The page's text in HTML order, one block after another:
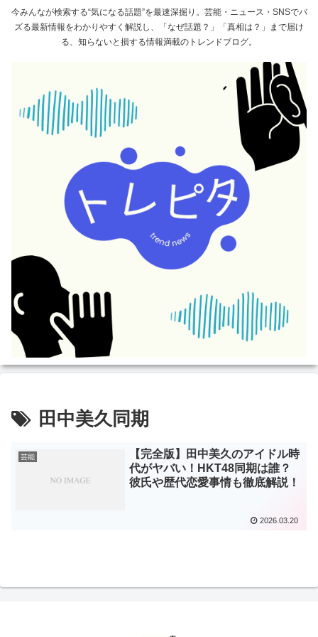
今みんなが検索する“気になる話題”を最速深掘り。芸能・ニュース・SNSでバ
ズる最新情報をわかりやすく解説し、「なぜ話題？」「真相は？」まで届け
る、知らないと損する情報満載のトレンドブログ。
田中美久同期
芸能
【完全版】田中美久のアイドル時
代がヤバい！HKT48同期は誰？
彼氏や歴代恋愛事情も徹底解説！
2026.03.20